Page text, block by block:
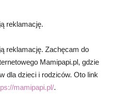
reklamację.
reklamację. Zachęcam do
Mamipapi.pl, gdzie
dla dzieci i rodziców. Oto link
mamipapi.pl/.